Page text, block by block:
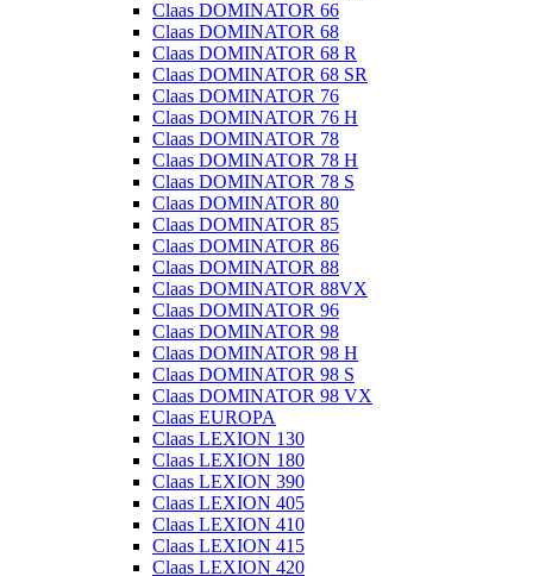
Claas DOMINATOR 66
Claas DOMINATOR 68
Claas DOMINATOR 68 R
Claas DOMINATOR 68 SR
Claas DOMINATOR 76
Claas DOMINATOR 76 H
Claas DOMINATOR 78
Claas DOMINATOR 78 H
Claas DOMINATOR 78 S
Claas DOMINATOR 80
Claas DOMINATOR 85
Claas DOMINATOR 86
Claas DOMINATOR 88
Claas DOMINATOR 88VX
Claas DOMINATOR 96
Claas DOMINATOR 98
Claas DOMINATOR 98 H
Claas DOMINATOR 98 S
Claas DOMINATOR 98 VX
Claas EUROPA
Claas LEXION 130
Claas LEXION 180
Claas LEXION 390
Claas LEXION 405
Claas LEXION 410
Claas LEXION 415
Claas LEXION 420